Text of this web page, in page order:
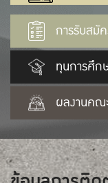
การรับสมั
ทุนการศึก
ผลงานคณ